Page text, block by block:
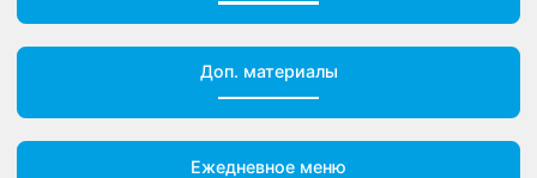
Доп. материалы